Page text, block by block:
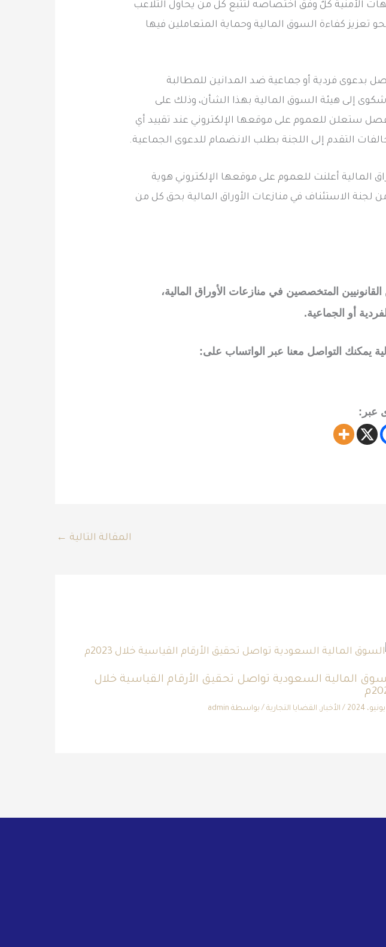
الأمنية كلٌ وفق اختصاصه لتتبع كل من يحاول التلاعب
تعزيز كفاءة السوق المالية وحماية المتعاملين فيها
بدعوى فردية أو جماعية ضد المدانين للمطالبة
إلى هيئة السوق المالية بهذا الشأن، وذلك على
ستعلن للعموم على موقعها الإلكتروني عند تقييد أي
التقدم إلى اللجنة بطلب الانضمام للدعوى الجماعية.
المالية أعلنت للعموم على موقعها الإلكتروني هوية
الاستئناف في منازعات الأوراق المالية بحق كل من
المتخصصين في منازعات الأوراق المالية،
أو الجماعية.
يمكنك التواصل معنا عبر الواتساب على:
عبر:
المقالة التالية ←
المالية السعودية تواصل تحقيق الأرقام القياسية خلال
/ الأخبار, القضايا التجارية / بواسطة admin